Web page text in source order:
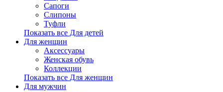
Сапоги
Слипоны
Туфли
Показать все Для детей
Для женщин
Аксессуары
Женская обувь
Коллекции
Показать все Для женщин
Для мужчин